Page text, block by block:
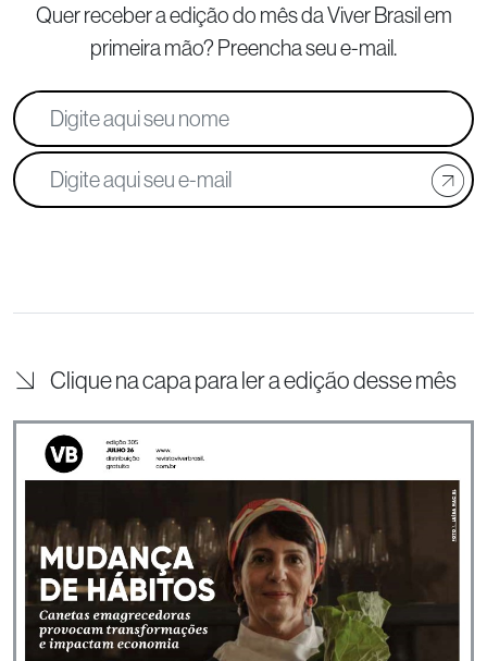
Quer receber a edição do mês da Viver Brasilem
primeira mão? Preencha seu e-mail.
Clique na capa para ler a edição desse mês